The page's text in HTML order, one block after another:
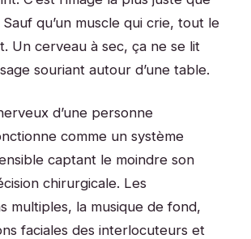
Sauf qu’un muscle qui crie, tout le
Un cerveau à sec, ça ne se lit
souriant autour d’une table.
d’une personne
comme un système
captant le moindre son
chirurgicale. Les
multiples, la musique de fond,
faciales des interlocuteurs et